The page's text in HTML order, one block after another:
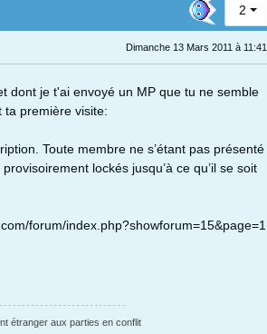
2
Dimanche 13 Mars 2011 à 11:41
dont je t'ai envoyé un MP que tu ne semble
ta première visite:
Toute membre ne s’étant pas présenté
lockés jusqu’à ce qu’il se soit
forum/index.php?showforum=15&page=1
étranger aux parties en conflit